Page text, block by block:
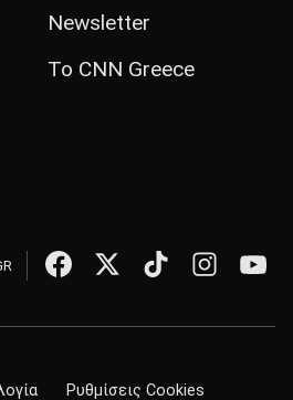
Newsletter
Το CNN Greece
Ρυθμίσεις Cookies